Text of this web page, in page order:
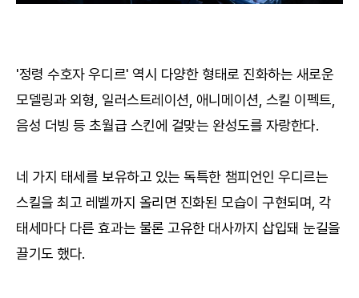
'정령 수호자 우디르' 역시 다양한 형태로 진화하는 새로운
모델링과 외형, 일러스트레이션, 애니메이션, 스킬 이펙트,
음성 더빙 등 초월급 스킨에 걸맞는 완성도를 자랑한다.
네 가지 태세를 보유하고 있는 독특한 챔피언인 우디르는
스킬을 최고 레벨까지 올리면 진화된 모습이 구현되며, 각
태세마다 다른 효과는 물론 고유한 대사까지 삽입돼 눈길을
끌기도 했다.